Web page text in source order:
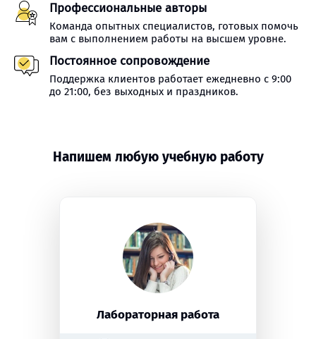
Профессиональные авторы
Команда опытных специалистов, готовых помочь
вам с выполнением работы на высшем уровне.
Постоянное сопровождение
Поддержка клиентов работает ежедневно с 9:00
до 21:00, без выходных и праздников.
Напишем любую учебную работу
Лабораторная работа